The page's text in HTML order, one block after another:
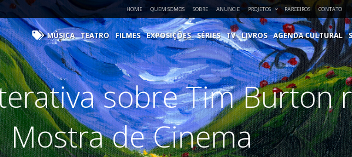
HOME QUEM SOMOS SOBRE ANUNCIE PROJETOS PARCEIROS CONTATO
MÚSICA TEATRO FILMES EXPOSIÇÕES SÉRIES TV LIVROS AGENDA CULTURAL
sobre Tim Burton
Mostra de Cinema